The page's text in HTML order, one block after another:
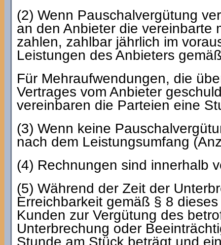
(2) Wenn Pauschalvergütung
an den Anbieter die vereinbarte
zahlen, zahlbar jährlich im
Leistungen des Anbieters
Für Mehraufwendungen, die
Vertrages vom Anbieter
vereinbaren die Parteien eine
(3) Wenn keine
nach dem Leistungsumfang
(4) Rechnungen sind innerhalb
(5) Während der Zeit der
Erreichbarkeit gemäß § 8
Kunden zur Vergütung des
Unterbrechung oder
Stunde am Stück beträgt und